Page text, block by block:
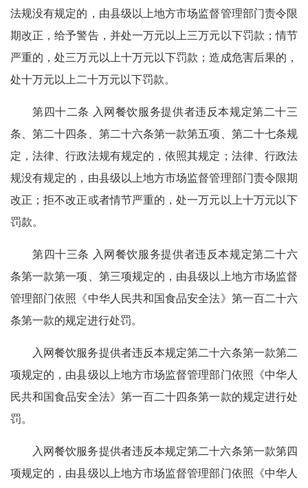
法规没有规定的，由县级以上地方市场监督管理部门责令限
期改正，给予警告，并处一万元以上三万元以下罚款；情节
严重的，处三万元以上十万元以下罚款；造成危害后果的，
处十万元以上二十万元以下罚款。
第四十二条 入网餐饮服务提供者违反本规定第二十三
条、第二十四条、第二十六条第一款第五项、第二十七条规
定，法律、行政法规有规定的，依照其规定；法律、行政法
规没有规定的，由县级以上地方市场监督管理部门责令限期
改正；拒不改正或者情节严重的，处一万元以上十万元以下
罚款。
第四十三条 入网餐饮服务提供者违反本规定第二十六
条第一款第一项、第三项规定的，由县级以上地方市场监督
管理部门依照《中华人民共和国食品安全法》第一百二十六
条第一款的规定进行处罚。
入网餐饮服务提供者违反本规定第二十六条第一款第二
项规定的，由县级以上地方市场监督管理部门依照《中华人
民共和国食品安全法》第一百二十四条第一款的规定进行处
罚。
入网餐饮服务提供者违反本规定第二十六条第一款第四
项规定的，由县级以上地方市场监督管理部门依照《中华人